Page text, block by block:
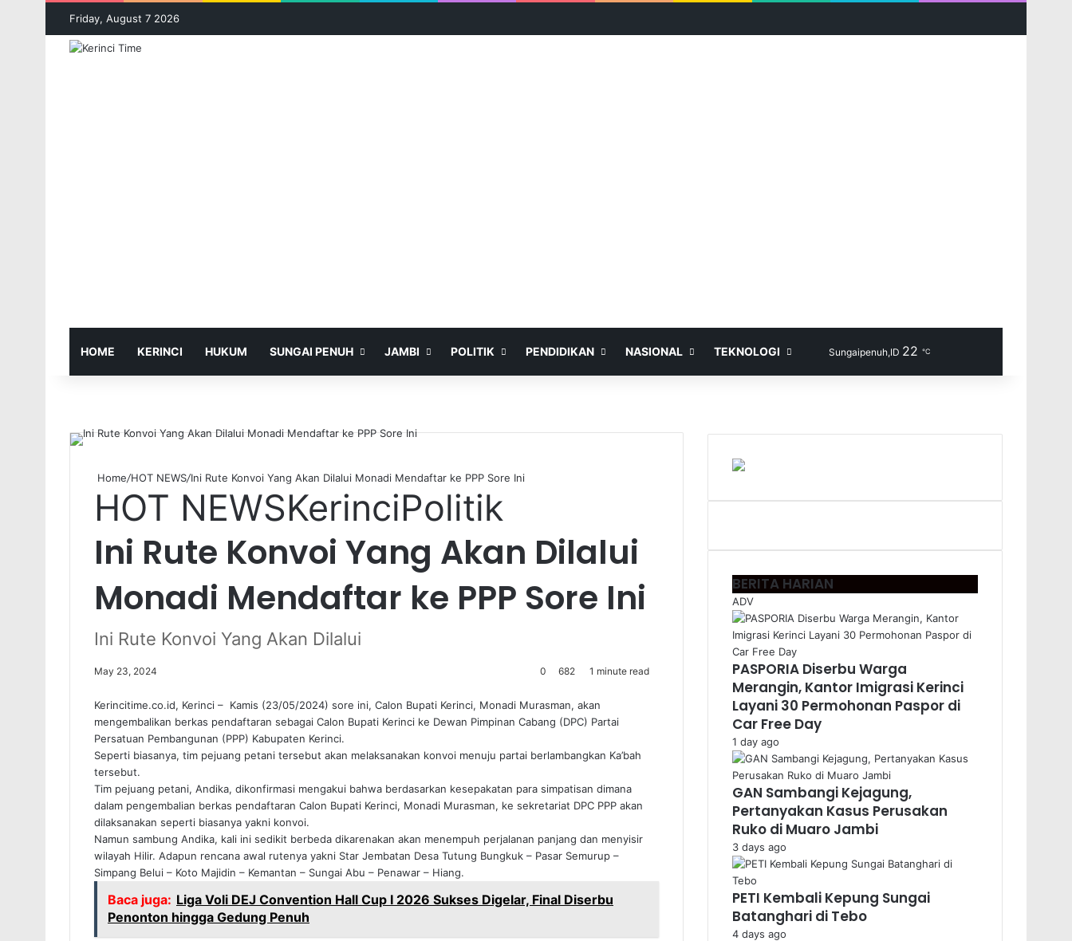
Friday, August 7 2026
HOME KERINCI HUKUM SUNGAI PENUH JAMBI POLITIK PENDIDIKAN NASIONAL TEKNOLOGI Sungaipenuh,ID 22 ℃
Home/HOT NEWS/Ini Rute Konvoi Yang Akan Dilalui Monadi Mendaftar ke PPP Sore Ini
HOT NEWSKerinciPolitik
Ini Rute Konvoi Yang Akan Dilalui
Monadi Mendaftar ke PPP Sore Ini
Ini Rute Konvoi Yang Akan Dilalui
May 23, 2024 0 682 1 minute read
Kerincitime.co.id, Kerinci – Kamis (23/05/2024) sore ini, Calon Bupati Kerinci, Monadi Murasman, akan
mengembalikan berkas pendaftaran sebagai Calon Bupati Kerinci ke Dewan Pimpinan Cabang (DPC) Partai
Persatuan Pembangunan (PPP) Kabupaten Kerinci.
Seperti biasanya, tim pejuang petani tersebut akan melaksanakan konvoi menuju partai berlambangkan Ka’bah
tersebut.
Tim pejuang petani, Andika, dikonfirmasi mengakui bahwa berdasarkan kesepakatan para simpatisan dimana
dalam pengembalian berkas pendaftaran Calon Bupati Kerinci, Monadi Murasman, ke sekretariat DPC PPP akan
dilaksanakan seperti biasanya yakni konvoi.
Namun sambung Andika, kali ini sedikit berbeda dikarenakan akan menempuh perjalanan panjang dan menyisir
wilayah Hilir. Adapun rencana awal rutenya yakni Star Jembatan Desa Tutung Bungkuk – Pasar Semurup –
Simpang Belui – Koto Majidin – Kemantan – Sungai Abu – Penawar – Hiang.
Baca juga: Liga Voli DEJ Convention Hall Cup I 2026 Sukses Digelar, Final Diserbu
Penonton hingga Gedung Penuh
BERITA HARIAN
ADV
PASPORIA Diserbu Warga
Merangin, Kantor Imigrasi Kerinci
Layani 30 Permohonan Paspor di
Car Free Day
1 day ago
GAN Sambangi Kejagung,
Pertanyakan Kasus Perusakan
Ruko di Muaro Jambi
3 days ago
PETI Kembali Kepung Sungai
Batanghari di Tebo
4 days ago